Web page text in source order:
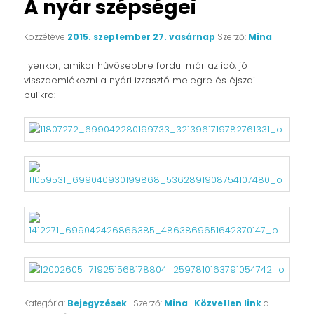
A nyár szépségei
Közzétéve 2015. szeptember 27. vasárnap Szerző: Mina
Ilyenkor, amikor hűvösebbre fordul már az idő, jó
visszaemlékezni a nyári izzasztó melegre és éjszai
bulikra:
Kategória: Bejegyzések | Szerző: Mina | Közvetlen linka